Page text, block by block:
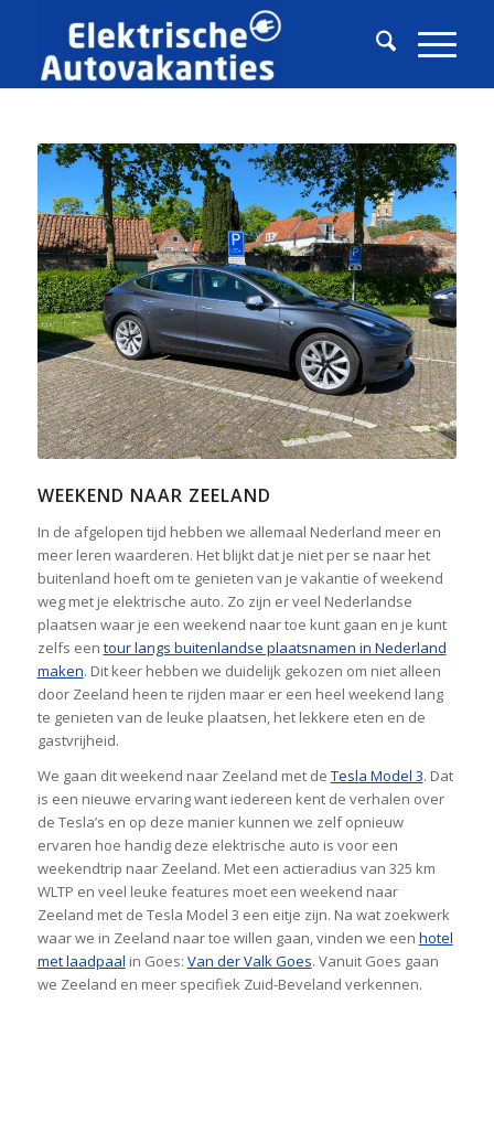
WEEKEND NAAR ZEELAND
In de afgelopen tijd hebben we allemaal Nederland meer en
meer leren waarderen. Het blijkt dat je niet per se naar het
buitenland hoeft om te genieten van je vakantie of weekend
weg met je elektrische auto. Zo zijn er veel Nederlandse
plaatsen waar je een weekend naar toe kunt gaan en je kunt
zelfs een tour langs buitenlandse plaatsnamen in Nederland
maken. Dit keer hebben we duidelijk gekozen om niet alleen
door Zeeland heen te rijden maar er een heel weekend lang
te genieten van de leuke plaatsen, het lekkere eten en de
gastvrijheid.
We gaan dit weekend naar Zeeland met de Tesla Model 3. Dat
is een nieuwe ervaring want iedereen kent de verhalen over
de Tesla’s en op deze manier kunnen we zelf opnieuw
ervaren hoe handig deze elektrische auto is voor een
weekendtrip naar Zeeland. Met een actieradius van 325 km
WLTP en veel leuke features moet een weekend naar
Zeeland met de Tesla Model 3 een eitje zijn. Na wat zoekwerk
waar we in Zeeland naar toe willen gaan, vinden we een hotel
met laadpaal in Goes: Van der Valk Goes. Vanuit Goes gaan
we Zeeland en meer specifiek Zuid-Beveland verkennen.